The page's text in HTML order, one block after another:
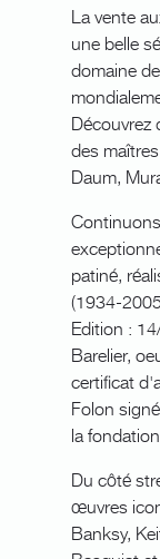
La vente
une belle
domaine
Découvrez
des
Daum,
patiné,
(1934-
Edition :
Barelier,
certificat
Folon
la
Du côté
œuvres
Banksy,